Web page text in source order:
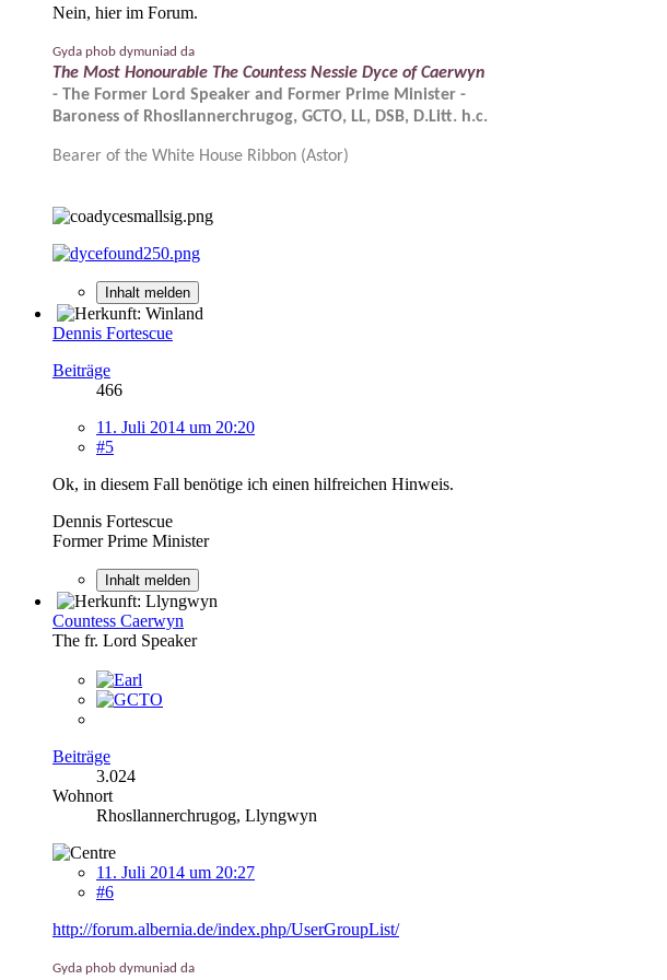
Nein, hier im Forum.
Gyda phob dymuniad da
The Most Honourable The Countess Nessie Dyce of Caerwyn
- The Former Lord Speaker and Former Prime Minister -
Baroness of Rhosllannerchrugog, GCTO, LL, DSB, D.Litt. h.c.
Bearer of the White House Ribbon (Astor)
Inhalt melden
Dennis Fortescue
Beiträge
466
11. Juli 2014 um 20:20
#5
Ok, in diesem Fall benötige ich einen hilfreichen Hinweis.
Dennis Fortescue
Former Prime Minister
Inhalt melden
Countess Caerwyn
The fr. Lord Speaker
Beiträge
3.024
Wohnort
Rhosllannerchrugog, Llyngwyn
11. Juli 2014 um 20:27
#6
http://forum.albernia.de/index.php/UserGroupList/
Gyda phob dymuniad da